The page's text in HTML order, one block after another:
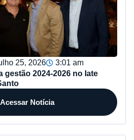
25, 2026
3:01 am
gestão 2024-2026 no Iate
Acessar Notícia